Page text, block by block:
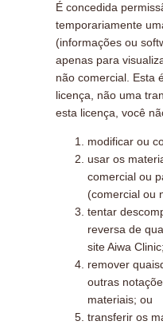
É concedida
temporariamente
(informações ou
apenas para
não comercial. Esta
licença, não uma
esta licença, você
modificar ou
usar os
comercial ou
(comercial ou
tentar
reversa de
site Aiwa Clinic;
remover
outras
materiais; ou
transferir os